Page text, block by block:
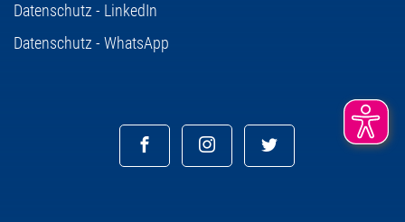
Datenschutz - LinkedIn
Datenschutz - WhatsApp